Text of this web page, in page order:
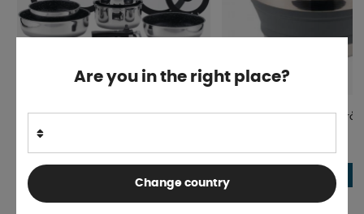
Royal Camping Kastrullset 8-delar
Finns i lager
679 kr
Kastrull Silicon Vikbar Grå
Finns i lager
Are you in the right place?
Change country